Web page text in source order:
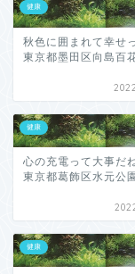
健康
秋色に囲まれて幸せ
東京都墨田区向島百
健康
心の充電って大事だ
東京都葛飾区水元公
健康